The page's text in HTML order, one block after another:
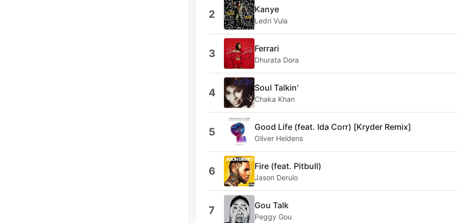
2 Kanye
Ledri Vula
3 Ferrari
Dhurata Dora
4 Soul Talkin'
Chaka Khan
5 Good Life (feat. Ida Corr) [Kryder Remix]
Oliver Heldens
6 Fire (feat. Pitbull)
Jason Derulo
7 Gou Talk
Peggy Gou